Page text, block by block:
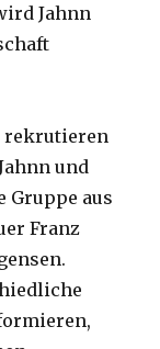
Jahnn
rekrutieren
und
Gruppe aus
Franz